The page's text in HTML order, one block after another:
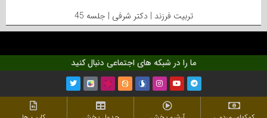
تربیت فرزند | دکتر شرفی | جلسه 45
ما را در شبکه های اجتماعی دنبال کنید